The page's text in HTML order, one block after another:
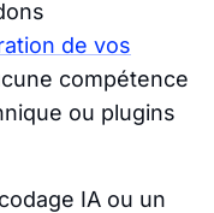
de vos
compétence
ou plugins
IA ou un